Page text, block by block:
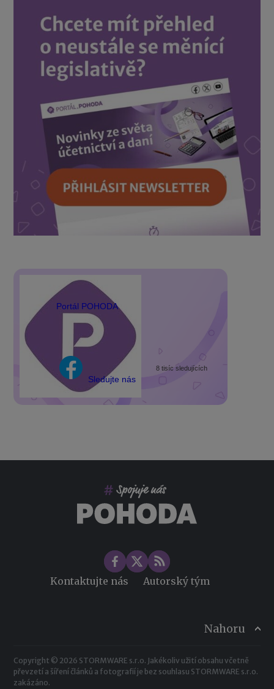
Portál POHODA
Sledujte nás
8 tisíc sledujících
Kontaktujte nás Autorský tým
Nahoru
Copyright © 2026 STORMWARE s.r.o. Jakékoliv užití obsahu včetně
převzetí a šíření článků a fotografií je bez souhlasu STORMWARE s.r.o.
zakázáno.